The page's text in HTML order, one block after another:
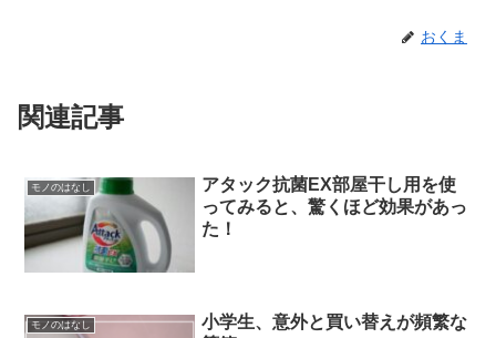
おくま
関連記事
モノのはなし
アタック抗菌EX部屋干し用を使
ってみると、驚くほど効果があっ
た！
モノのはなし
小学生、意外と買い替えが頻繁な